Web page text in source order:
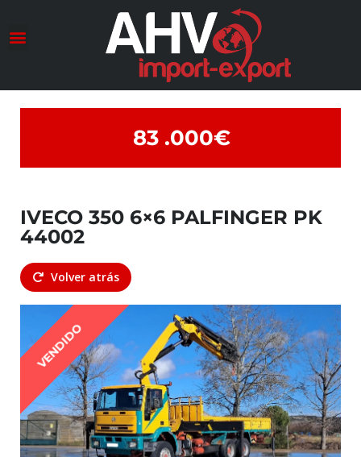
83 .000€
IVECO 350 6×6 PALFINGER PK
44002
Volver atrás
VENDIDO